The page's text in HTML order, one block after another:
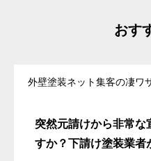
おす
外壁塗装ネット集客の凄ワ
突然元請けから非常な
すか？下請け塗装業者